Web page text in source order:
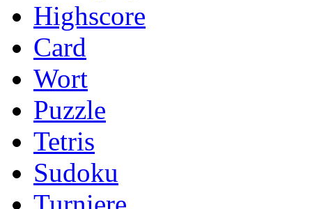
Highscore
Card
Wort
Puzzle
Tetris
Sudoku